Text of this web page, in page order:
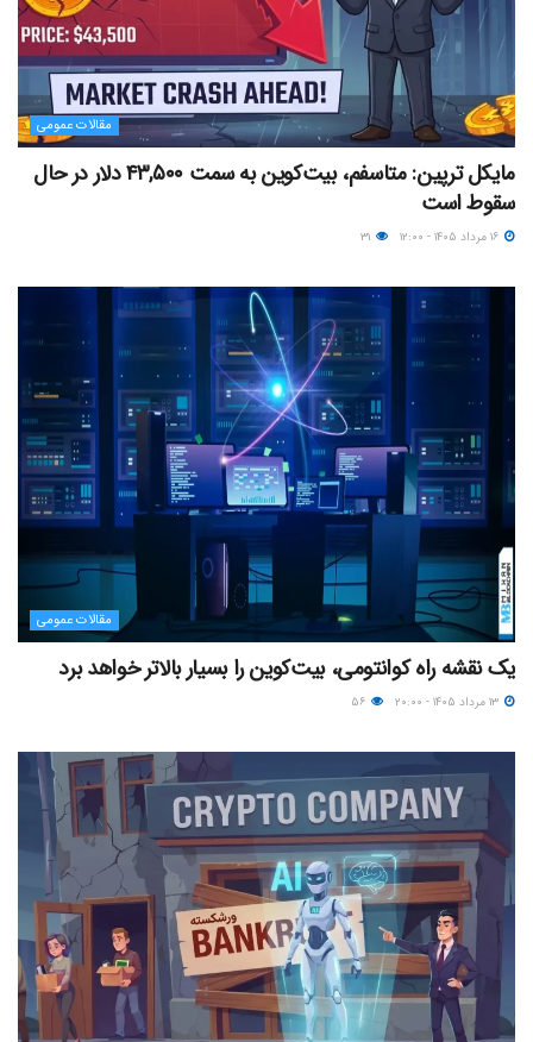
مقالات عمومی
مایکل ترپین: متاسفم، بیت‌کوین به سمت ۴۳,۵۰۰ دلار در حال
سقوط است
مقالات عمومی
یک نقشه راه کوانتومی، بیت‌کوین را بسیار بالاتر خواهد برد